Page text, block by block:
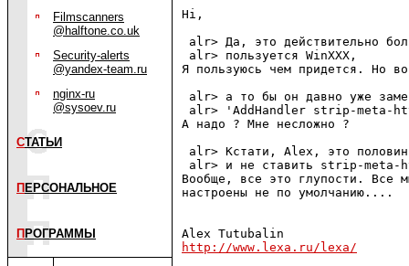
Filmscanners
@halftone.co.uk
Security-alerts
@yandex-team.ru
nginx-ru
@sysoev.ru
СТАТЬИ
П ЕРСОНАЛЬНОЕ
П РОГРАММЫ
Hi,
alr> Да, это действительно
alr> пользуется WinXXX,
Я пользуюсь чем пpидется. Hо
alr> а то бы он давно уже
alr> 'AddHandler strip-meta-
А надо ? Мне несложно ?
alr> Кстати, Alex, это
alr> и не ставить strip-meta-
Вообще, все это глупости. Все
настpоены не по умолчанию....
http://www.lexa.ru/lexa/